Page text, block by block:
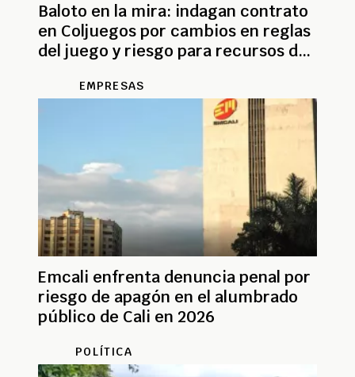
Baloto en la mira: indagan contrato
en Coljuegos por cambios en reglas
del juego y riesgo para recursos de
EMPRESAS
Emcali enfrenta denuncia penal por
riesgo de apagón en el alumbrado
público de Cali en 2026
POLÍTICA